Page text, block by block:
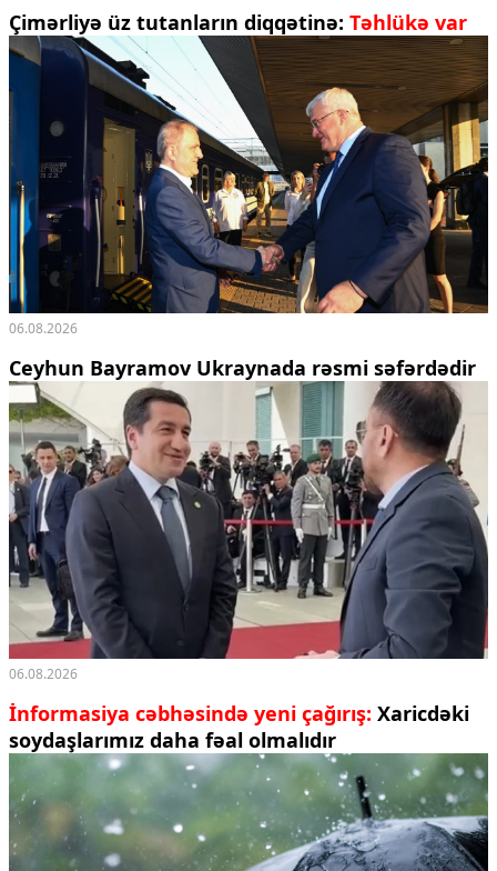
Çimərliyə üz tutanların diqqətinə: Təhlükə var
06.08.2026
Ceyhun Bayramov Ukraynada rəsmi səfərdədir
06.08.2026
İnformasiya cəbhəsində yeni çağırış: Xaricdəki
soydaşlarımız daha fəal olmalıdır